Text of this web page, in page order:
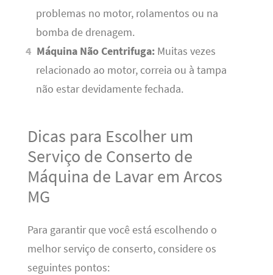
problemas no motor, rolamentos ou na
bomba de drenagem.
Máquina Não Centrifuga: Muitas vezes
relacionado ao motor, correia ou à tampa
não estar devidamente fechada.
Dicas para Escolher um
Serviço de Conserto de
Máquina de Lavar em Arcos
MG
Para garantir que você está escolhendo o
melhor serviço de conserto, considere os
seguintes pontos: